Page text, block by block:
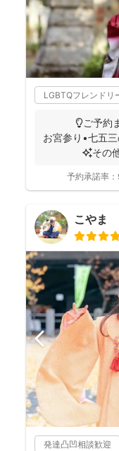
LGBTQフレンドリ
💡ご予約ま
お宮参り•七五
✨その他ど
予約承諾率：
こやま
発達凸凹相談歓迎